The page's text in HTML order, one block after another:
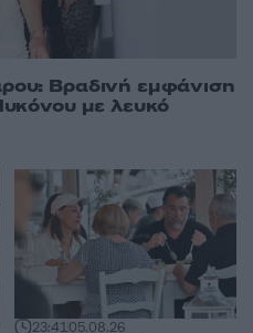
Βραδινή εμφάνιση
με λευκό
23:4105.08.26